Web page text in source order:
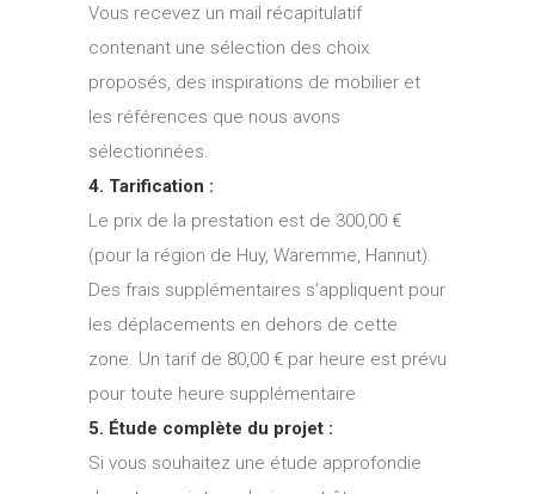
Vous recevez un mail récapitulatif
contenant une sélection des choix
proposés, des inspirations de mobilier et
les références que nous avons
sélectionnées.
4. Tarification :
Le prix de la prestation est de 300,00 €
(pour la région de Huy, Waremme, Hannut).
Des frais supplémentaires s’appliquent pour
les déplacements en dehors de cette
zone. Un tarif de 80,00 € par heure est prévu
pour toute heure supplémentaire
5. Étude complète du projet :
Si vous souhaitez une étude approfondie